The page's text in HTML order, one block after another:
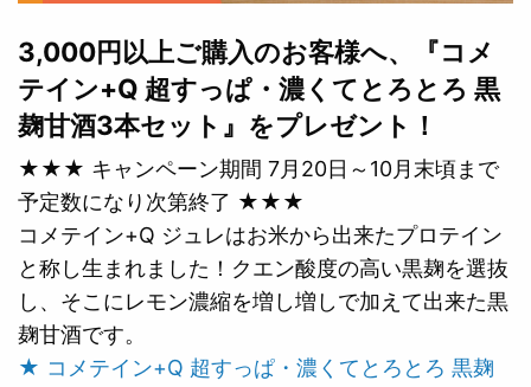
3,000円以上ご購入のお客様へ、『コメ
テイン+Q 超すっぱ・濃くてとろとろ 黒
麹甘酒3本セット』をプレゼント！
★★★ キャンペーン期間 7月20日～10月末頃まで
予定数になり次第終了 ★★★
コメテイン+Q ジュレはお米から出来たプロテイン
と称し生まれました！クエン酸度の高い黒麹を選抜
し、そこにレモン濃縮を増し増しで加えて出来た黒
麹甘酒です。
★ コメテイン+Q 超すっぱ・濃くてとろとろ 黒麹